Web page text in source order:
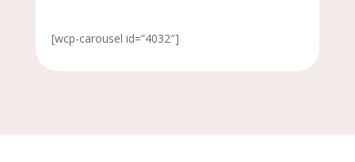
[wcp-carousel id=”4032″]